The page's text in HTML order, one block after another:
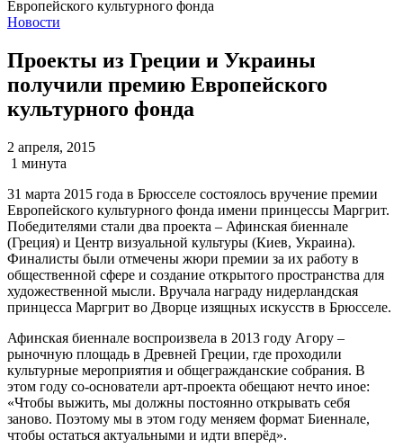
Новости
Проекты из Греции и Украины
получили премию Европейского
культурного фонда
2 апреля, 2015
1 минута
31 марта 2015 года в Брюсселе состоялось вручение премии
Европейского культурного фонда имени принцессы Маргрит.
Победителями стали два проекта – Афинская биеннале
(Греция) и Центр визуальной культуры (Киев, Украина).
Финалисты были отмечены жюри премии за их работу в
общественной сфере и создание открытого пространства для
художественной мысли. Вручала награду нидерландская
принцесса Маргрит во Дворце изящных искусств в Брюсселе.
Афинская биеннале воспроизвела в 2013 году Агору –
рыночную площадь в Древней Греции, где проходили
культурные мероприятия и общегражданские собрания. В
этом году со-основатели арт-проекта обещают нечто иное:
«Чтобы выжить, мы должны постоянно открывать себя
заново. Поэтому мы в этом году меняем формат Биеннале,
чтобы остаться актуальными и идти вперёд».